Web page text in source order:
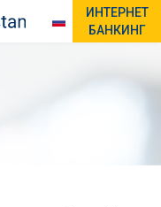
ИНТЕРНЕТ
БАНКИНГ